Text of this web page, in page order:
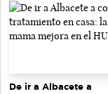
De ir a Albacete a